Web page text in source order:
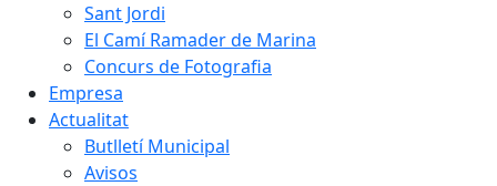
Sant Jordi
El Camí Ramader de Marina
Concurs de Fotografia
Empresa
Actualitat
Butlletí Municipal
Avisos